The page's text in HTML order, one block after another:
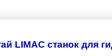
LIMAC станок для